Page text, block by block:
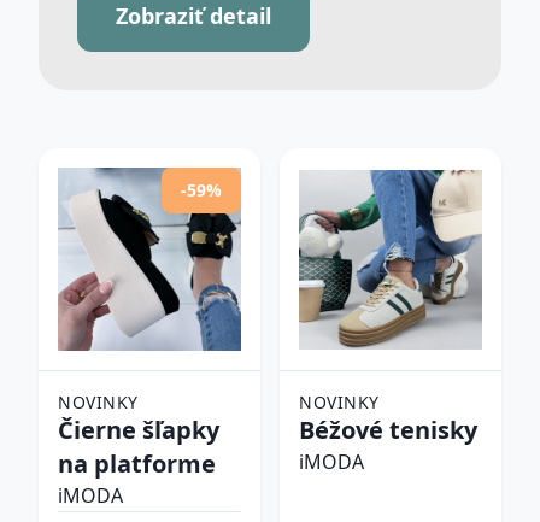
Zobraziť detail
-59%
NOVINKY
Čierne šľapky
na platforme
iMODA
NOVINKY
Béžové tenisky
iMODA